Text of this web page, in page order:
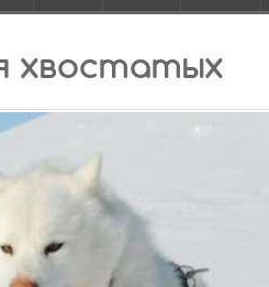
хвостатых